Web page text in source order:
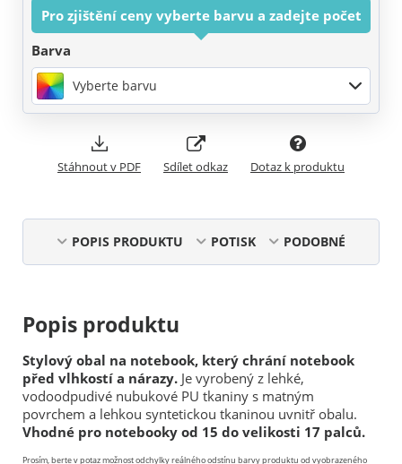
Pro zjištění ceny vyberte barvu a zadejte počet
Barva
Vyberte barvu
Stáhnout v PDF Sdílet odkaz Dotaz k produktu
POPIS PRODUKTU POTISK PODOBNÉ
Popis produktu
Stylový obal na notebook, který chrání notebook
před vlhkostí a nárazy. Je vyrobený z lehké,
vodoodpudivé nubukové PU tkaniny s matným
povrchem a lehkou syntetickou tkaninou uvnitř obalu.
Vhodné pro notebooky od 15 do velikosti 17 palců.
Prosím, berte v potaz možnost odchylky reálného odstínu barvy produktu od vyobrazeného